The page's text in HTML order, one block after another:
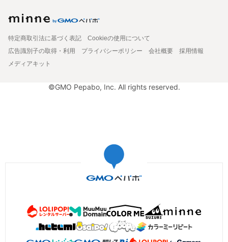
特定商取引法に基づく表記
Cookieの使用について
広告識別子の取得・利用
プライバシーポリシー 会社概要
採用情報
メディアキット
©GMO Pepabo, Inc. All rights reserved.